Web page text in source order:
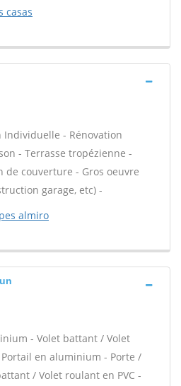
casas
- Rénovation
- Terrasse tropézienne -
de couverture - Gros oeuvre
garage, etc) -
almiro
- Volet battant / Volet
en aluminium - Porte /
/ Volet roulant en PVC -